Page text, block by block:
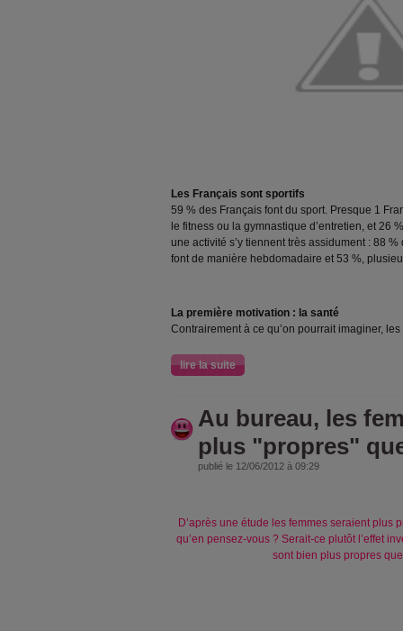
Les Français sont sportifs
59 % des Français font du sport. Presque 1
le fitness ou la gymnastique d’entretien, et 26
une activité s’y tiennent très assidument : 88
font de manière hebdomadaire et 53 %,
La première motivation : la santé
Contrairement à ce qu’on pourrait imaginer, les
lire la suite
Au bureau, les
plus "propres"
publié le 12/06/2012 à 09:29
D’après une étude les femmes seraient
qu’en pensez-vous ? Serait-ce plutôt l’effet
sont bien plus propres